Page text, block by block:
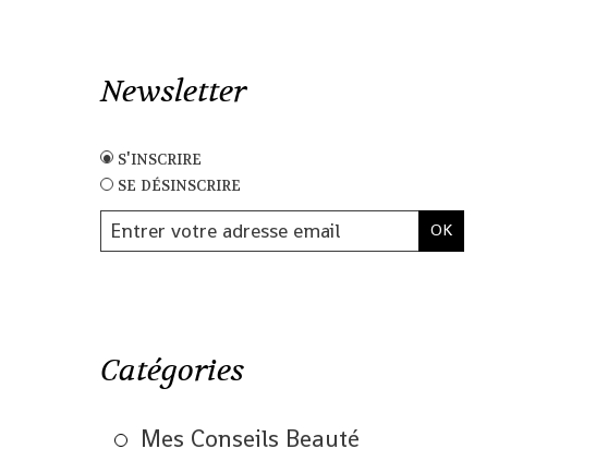
Newsletter
s'inscrire
se désinscrire
Catégories
Mes Conseils Beauté